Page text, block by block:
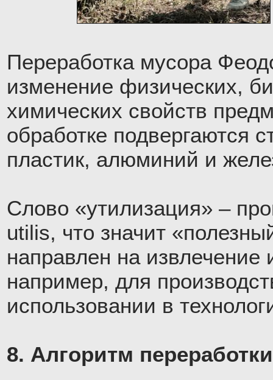
Переработка мусора
изменение физических,
химических свойств
обработке подвергаются
пластик, алюминий и
Слово «утилизация» –
utilis, что значит
направлен на извлечение
например, для
использовании в
8. Алгоритм